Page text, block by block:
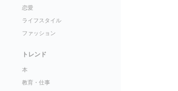
恋愛
ライフスタイル
ファッション
トレンド
本
教育・仕事